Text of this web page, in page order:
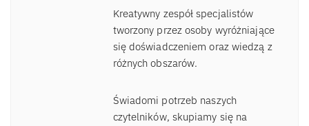
Kreatywny zespół specjalistów
tworzony przez osoby wyróżniające
się doświadczeniem oraz wiedzą z
różnych obszarów.
Świadomi potrzeb naszych
czytelników, skupiamy się na